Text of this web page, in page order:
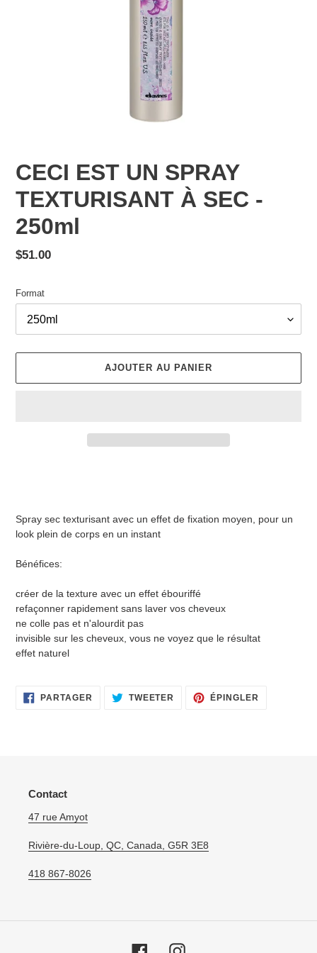
CECI EST UN SPRAY
TEXTURISANT À SEC -
250ml
Prix
$51.00
Format
AJOUTER AU PANIER
votre
panier
Spray sec texturisant avec un effet de fixation moyen, pour un
look plein de corps en un instant
Bénéfices:
créer de la texture avec un effet ébouriffé
refaçonner rapidement sans laver vos cheveux
ne colle pas et n'alourdit pas
invisible sur les cheveux, vous ne voyez que le résultat
effet naturel
PARTAGER PARTAGER
SUR
TWEETER TWEETER
SUR
ÉPINGLER
Contact
47 rue Amyot
Rivière-du-Loup, QC, Canada, G5R 3E8
418 867-8026
FacebookInstagram